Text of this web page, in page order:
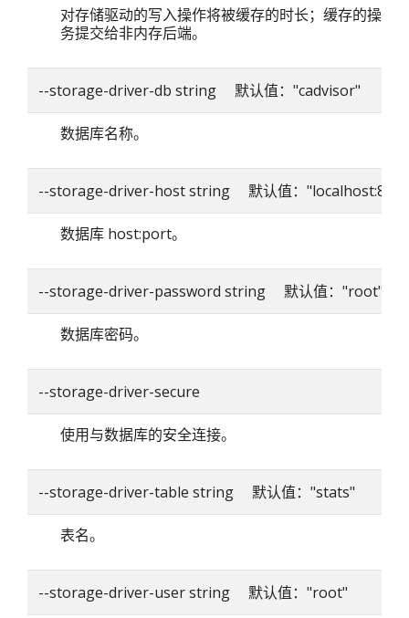
对存储驱动的写入操作将被缓存的时长；缓存的操作
务提交给非内存后端。
--storage-driver-db string 默认值："cadvisor"
数据库名称。
--storage-driver-host string 默认值：
数据库 host:port。
--storage-driver-password string 默认值："root"
数据库密码。
--storage-driver-secure
使用与数据库的安全连接。
--storage-driver-table string 默认值："stats"
表名。
--storage-driver-user string 默认值："root"